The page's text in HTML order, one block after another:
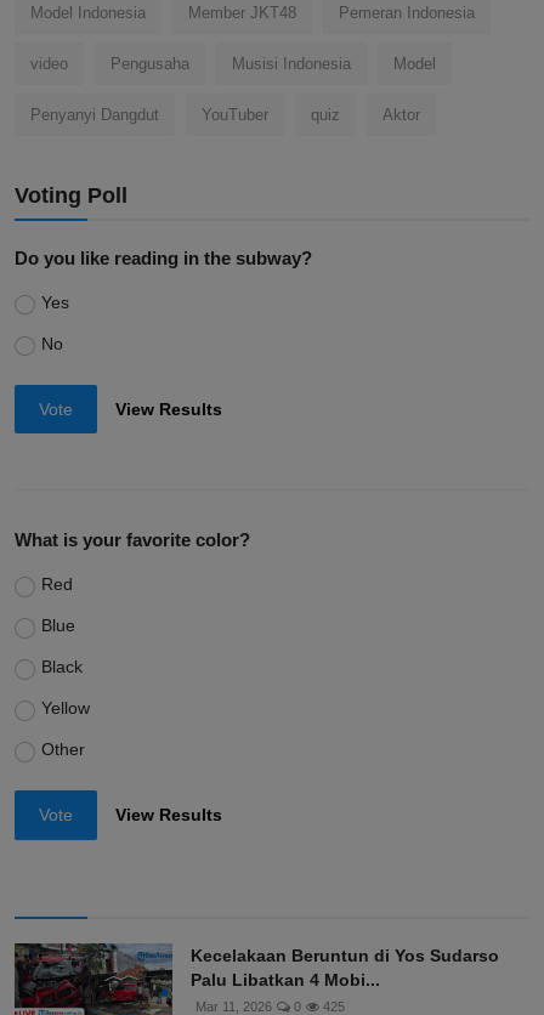
Model Indonesia Member JKT48 Pemeran Indonesia
video Pengusaha Musisi Indonesia Model
Penyanyi Dangdut YouTuber quiz Aktor
Voting Poll
Do you like reading in the subway?
Yes
No
Vote View Results
What is your favorite color?
Red
Blue
Black
Yellow
Other
Vote View Results
Kecelakaan Beruntun di Yos Sudarso
Palu Libatkan 4 Mobi...
Mar 11, 2026 0 425